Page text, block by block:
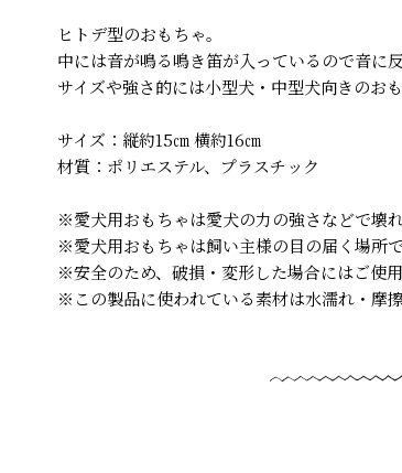
ヒトデ型のおもちゃ。
中には音が鳴る鳴き笛が入っているので音に
サイズや強さ的には小型犬・中型犬向きのおも
サイズ：縦約15㎝ 横約16㎝
材質：ポリエステル、プラスチック
※愛犬用おもちゃは愛犬の力の強さなどで壊
※愛犬用おもちゃは飼い主様の目の届く場所
※安全のため、破損・変形した場合にはご使用
※この製品に使われている素材は水濡れ・摩